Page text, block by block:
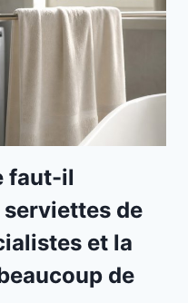
faut-il
de
et la
de